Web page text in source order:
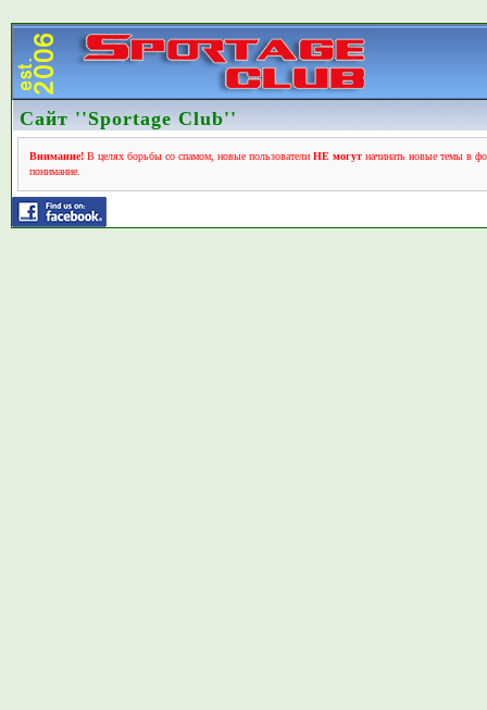
Сайт ''Sportage Club''
Внимание!В целях борьбы со спамом, новые пользователи НЕ могутначинать новые темы в
понимание.